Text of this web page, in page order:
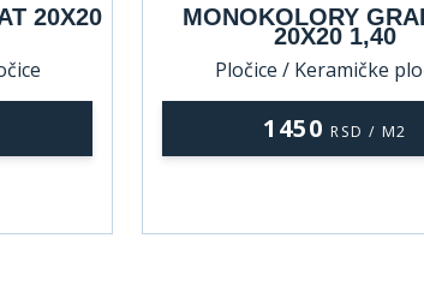
20X20 MONOKOLORY
20X20 1,40
Pločice / Keramičke
1450 RSD / M2